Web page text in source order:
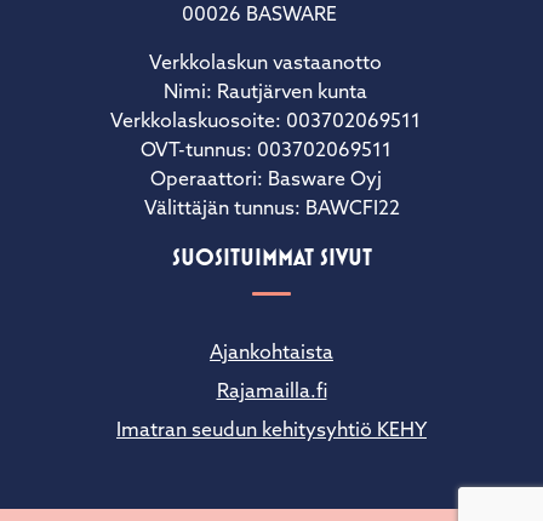
00026 BASWARE
Verkkolaskun vastaanotto
Nimi: Rautjärven kunta
Verkkolaskuosoite: 003702069511
OVT-tunnus: 003702069511
Operaattori: Basware Oyj
Välittäjän tunnus: BAWCFI22
SUOSITUIMMAT SIVUT
Ajankohtaista
Rajamailla.fi
Imatran seudun kehitysyhtiö KEHY